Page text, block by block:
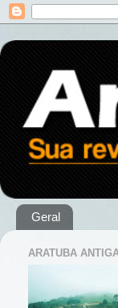
Geral
ARATUBA